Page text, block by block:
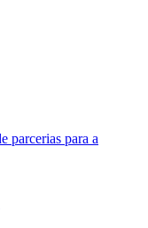
parcerias para a